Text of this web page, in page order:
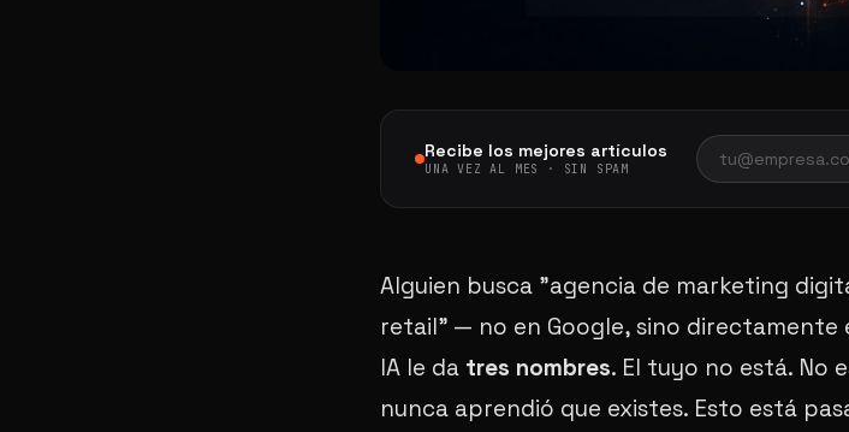
Recibe los mejores artículos
UNA VEZ AL MES · SIN SPAM
Alguien busca "agencia de marketing
retail" — no en Google, sino directamente
IA le da tres nombres. El tuyo no está. No
nunca aprendió que existes. Esto está